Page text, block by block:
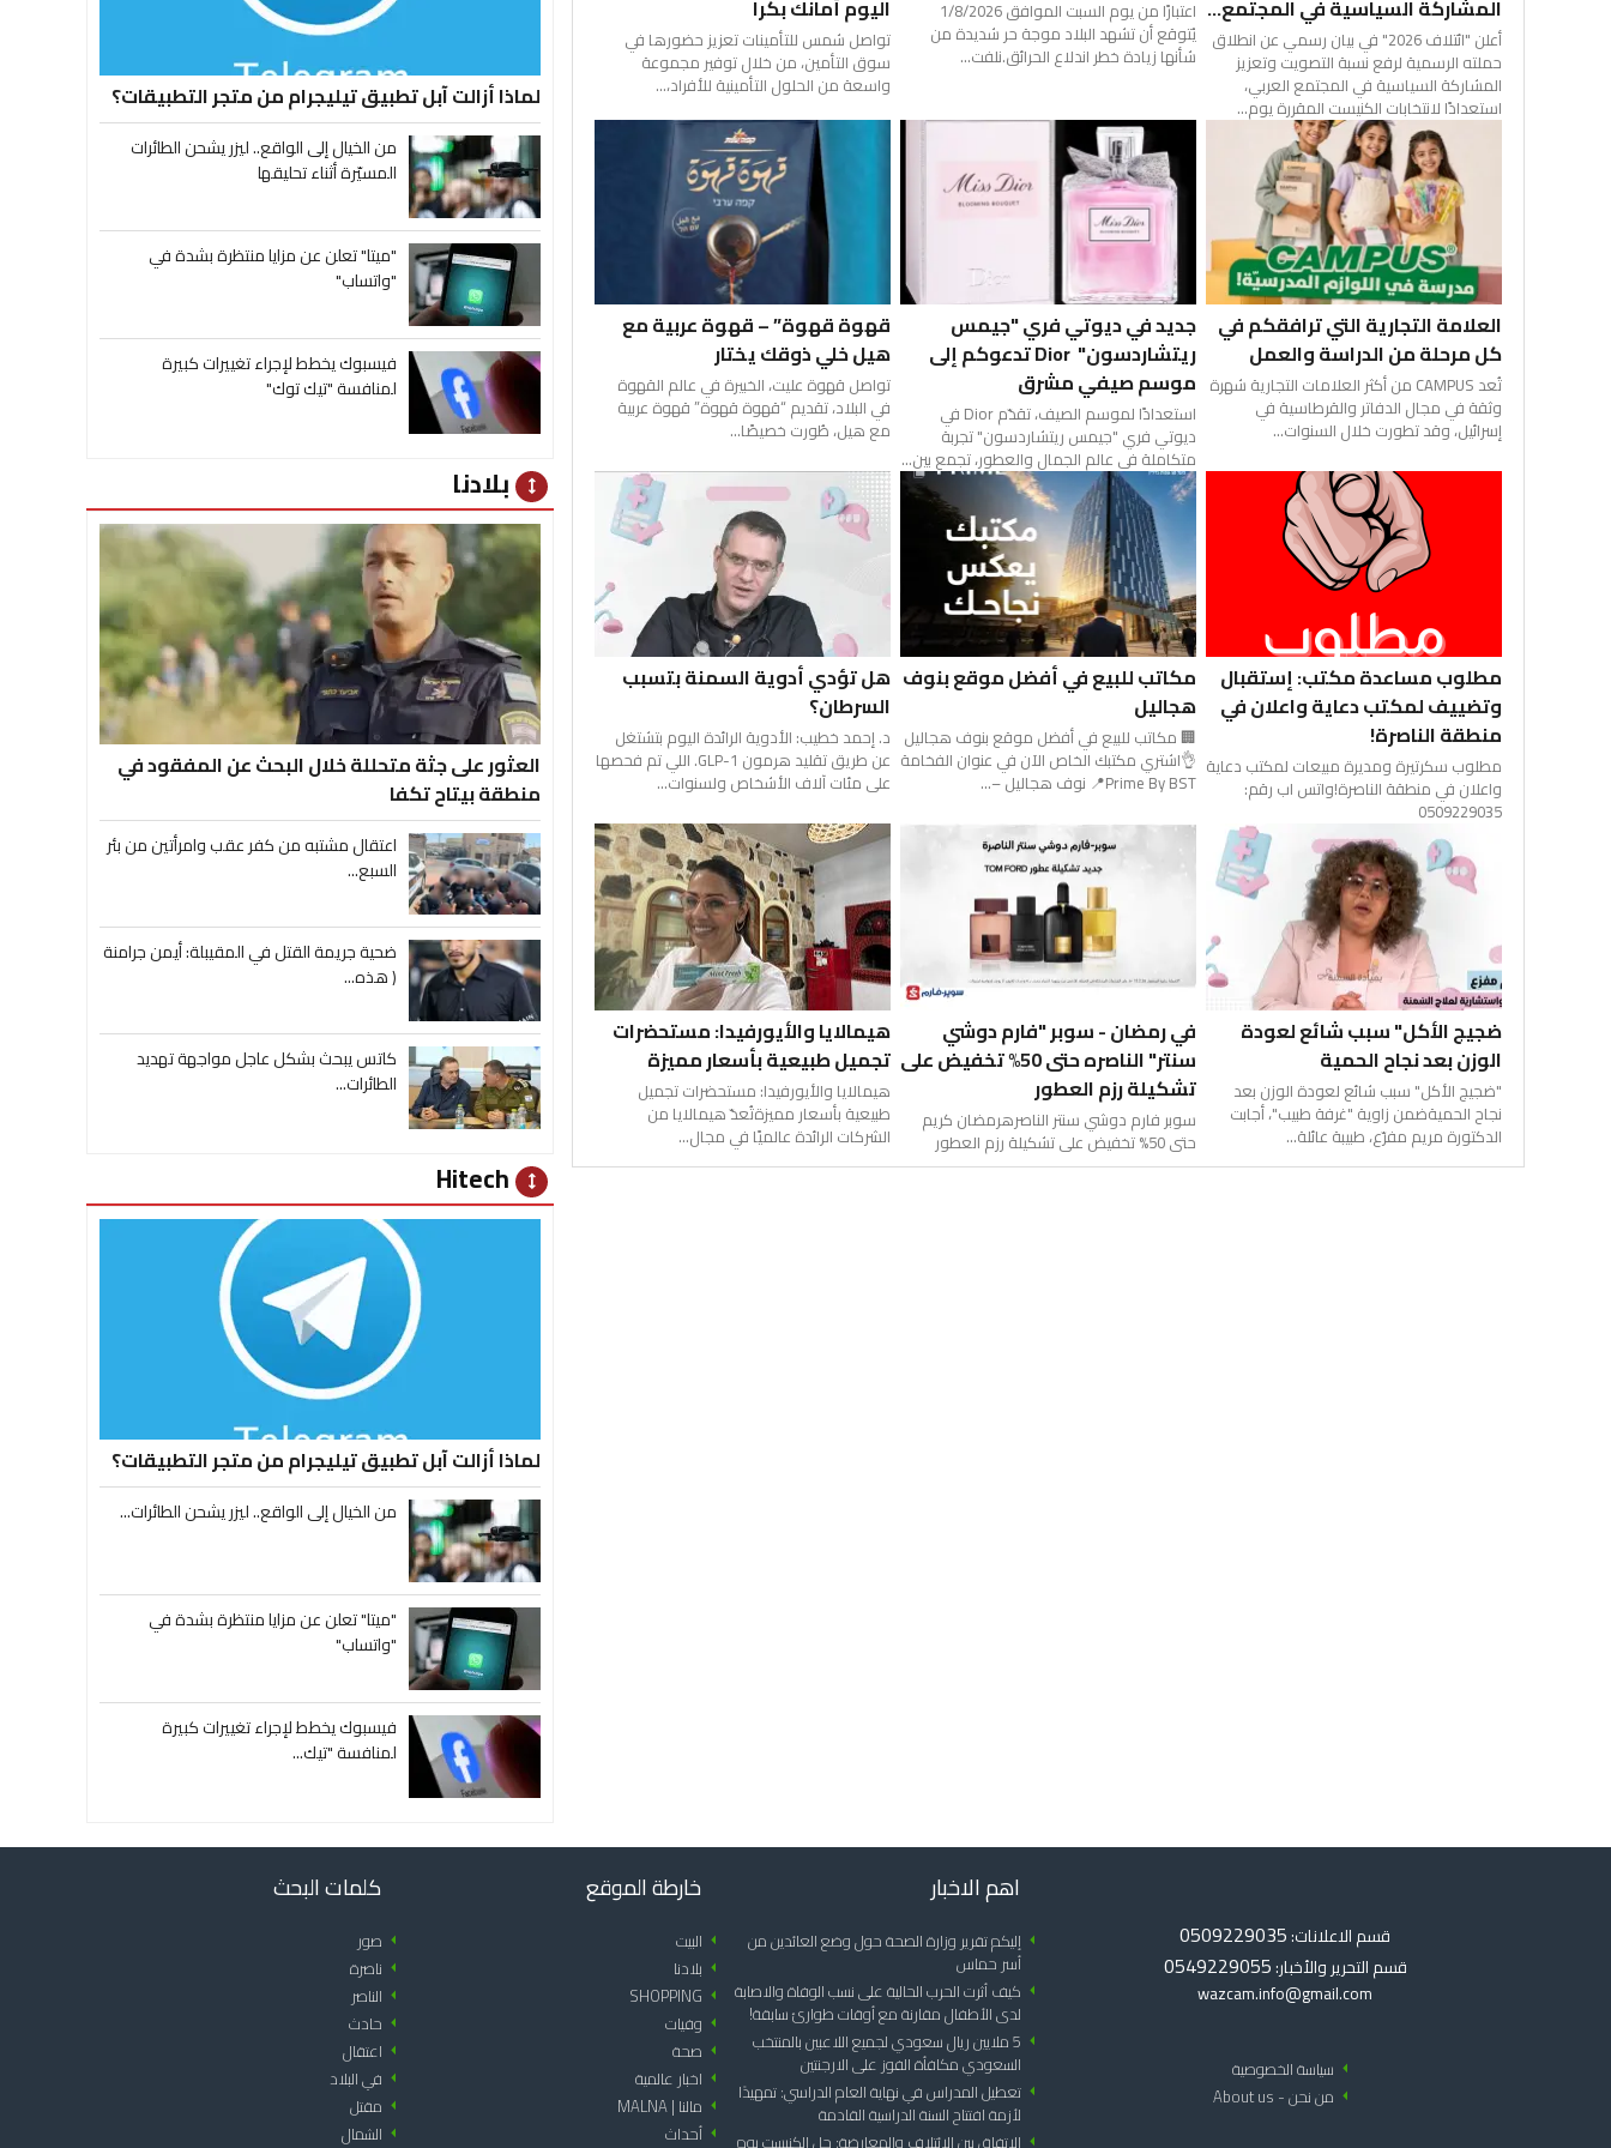
المشاركة السياسية في المجتمع...
أعلن "ائتلاف 2026" في بيان رسمي عن انطلاق
حملته الرسمية لرفع نسبة التصويت وتعزيز
المشاركة السياسية في المجتمع العربي،
استعدادًا لانتخابات الكنيست المقررة يوم...
اعتبارًا من يوم السبت الموافق 1/8/2026
يُتوقع أن تشهد البلاد موجة حر شديدة من
شأنها زيادة خطر اندلاع الحرائق.نلفت...
اليوم أمانك بكرا
تواصل شمس للتأمينات تعزيز حضورها في
سوق التأمين، من خلال توفير مجموعة
واسعة من الحلول التأمينية للأفراد،...
العلامة التجارية التي ترافقكم في
كل مرحلة من الدراسة والعمل
تُعد CAMPUS من أكثر العلامات التجارية شهرة
وثقة في مجال الدفاتر والقرطاسية في
إسرائيل، وقد تطورت خلال السنوات...
جديد في ديوتي فري "جيمس
ريتشاردسون" Dior تدعوكم إلى
موسم صيفي مشرق
استعدادًا لموسم الصيف، تقدّم Dior في
ديوتي فري "جيمس ريتشاردسون" تجربة
متكاملة في عالم الجمال والعطور، تجمع بين...
قهوة قهوة” – قهوة عربية مع
هيل خلي ذوقك يختار
تواصل قهوة عليت، الخبيرة في عالم القهوة
في البلاد، تقديم “قهوة قهوة” قهوة عربية
مع هيل، طُورت خصيصًا...
مطلوب مساعدة مكتب: إستقبال
وتضييف لمكتب دعاية واعلان في
منطقة الناصرة!
مطلوب سكرتيرة ومديرة مبيعات لمكتب دعاية
واعلان في منطقة الناصرة!واتس اب رقم:
0509229035
مكاتب للبيع في أفضل موقع بنوف
هجاليل
🏢 مكاتب للبيع في أفضل موقع بنوف هجاليل
👌اشتري مكتبك الخاص الآن في عنوان الفخامة
Prime By BST📍 نوف هجاليل –...
هل تؤدي أدوية السمنة بتسبب
السرطان؟
د. إحمد خطيب: الأدوية الرائدة اليوم بتشتغل
عن طريق تقليد هرمون GLP-1. اللي تم فحصها
على مئات آلاف الأشخاص ولسنوات...
ضجيج الأكل" سبب شائع لعودة
الوزن بعد نجاح الحمية
"ضجيج الأكل" سبب شائع لعودة الوزن بعد
نجاح الحميةضمن زاوية "غرفة طبيب"، أجابت
الدكتورة مريم مفرّع، طبيبة عائلة...
في رمضان - سوبر "فارم دوشي
سنتر" الناصره حتى 50% تخفيض على
تشكيلة رزم العطور
سوبر فارم دوشي سنتر الناصرهرمضان كريم
حتى 50% تخفيض على تشكيلة رزم العطور
هيمالايا والأيورفيدا: مستحضرات
تجميل طبيعية بأسعار مميزة
هيمالايا والأيورفيدا: مستحضرات تجميل
طبيعية بأسعار مميزةتُعدّ هيمالايا من
الشركات الرائدة عالميًا في مجال...
لماذا أزالت آبل تطبيق تيليجرام من متجر التطبيقات؟
من الخيال إلى الواقع.. ليزر يشحن الطائرات
المسيّرة أثناء تحليقها
"ميتا" تعلن عن مزايا منتظرة بشدة في
"واتساب"
فيسبوك يخطط لإجراء تغييرات كبيرة
لمنافسة "تيك توك"
height بلادنا
العثور على جثة متحللة خلال البحث عن المفقود في
منطقة بيتاح تكفا
اعتقال مشتبه من كفر عقب وامرأتين من بئر
السبع...
ضحية جريمة القتل في المقيبلة: أيمن جرامنة
( هذه...
كاتس يبحث بشكل عاجل مواجهة تهديد
الطائرات...
height
لماذا أزالت آبل تطبيق تيليجرام من متجر التطبيقات؟
من الخيال إلى الواقع.. ليزر يشحن الطائرات...
"ميتا" تعلن عن مزايا منتظرة بشدة في
"واتساب"
فيسبوك يخطط لإجراء تغييرات كبيرة
لمنافسة "تيك...
قسم الاعلانات: 0509229035
قسم التحرير والأخبار: 0549229055
wazcam.info@gmail.com
arrow_left سياسة الخصوصية
arrow_left من نحن - About us
اهم الاخبار
arrow_left إليكم تقرير وزارة الصحة حول وضع العائدين من
أسر حماس
arrow_left كيف أثرت الحرب الحالية على نسب الوفاة والاصابة
لدى الأطفال مقارنة مع أوقات طوارئ سابقة!
arrow_left 5 ملايين ريال سعودي لجميع اللاعبين بالمنتخب
السعودي مكافأة الفوز على الارجنتين
arrow_left تعطيل المدراس في نهاية العام الدراسي: تمهيدًا
لأزمة افتتاح السنة الدراسية القادمة
arrow_left الاتفاق بين الائتلاف والمعارضة: حل الكنيست يوم
خارطة الموقع
arrow_left البيت
arrow_left بلادنا
arrow_left
SHOPPING
arrow_left وفيات
arrow_left صحة
arrow_left اخبار عالمية
arrow_left مالنا | MALNA
arrow_leftأحداث
كلمات البحث
arrow_left صور
arrow_left ناصرة
arrow_left الناصر
arrow_left حادث
arrow_left اعتقال
arrow_left في البلاد
arrow_left مقتل
arrow_left الشمال